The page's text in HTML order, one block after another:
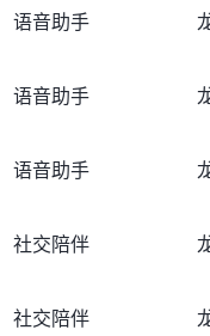
语音助手
语音助手
语音助手
社交陪伴
社交陪伴